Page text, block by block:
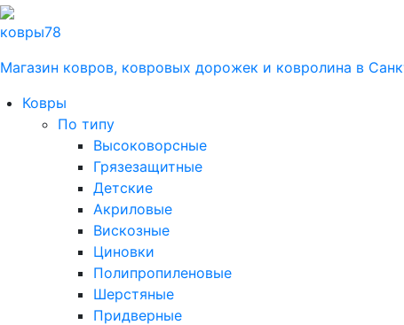
ковры78
Магазин ковров, ковровых дорожек и ковролина в
Ковры
По типу
Высоковорсные
Грязезащитные
Детские
Акриловые
Вискозные
Циновки
Полипропиленовые
Шерстяные
Придверные